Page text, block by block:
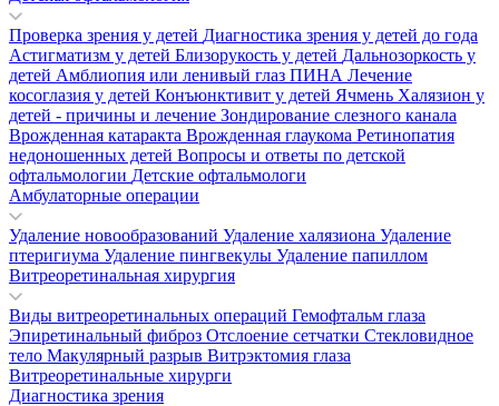
Проверка зрения у детей Диагностика зрения у детей до года
Астигматизм у детей Близорукость у детей Дальнозоркость у
детей Амблиопия или ленивый глаз ПИНА Лечение
косоглазия у детей Конъюнктивит у детей Ячмень Халязион у
детей - причины и лечение Зондирование слезного канала
Врожденная катаракта Врожденная глаукома Ретинопатия
недоношенных детей Вопросы и ответы по детской
офтальмологии Детские офтальмологи
Амбулаторные операции
Удаление новообразований Удаление халязиона Удаление
птеригиума Удаление пингвекулы Удаление папиллом
Витреоретинальная хирургия
Виды витреоретинальных операций Гемофтальм глаза
Эпиретинальный фиброз Отслоение сетчатки Стекловидное
тело Макулярный разрыв Витрэктомия глаза
Витреоретинальные хирурги
Диагностика зрения